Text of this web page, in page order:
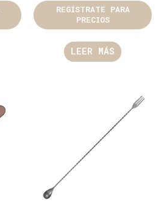
REGÍSTRATE PARA
PRECIOS
LEER MÁS